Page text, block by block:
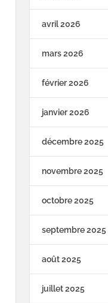
avril 2026
mars 2026
février 2026
janvier 2026
décembre 2025
novembre 2025
octobre 2025
septembre 2025
août 2025
juillet 2025